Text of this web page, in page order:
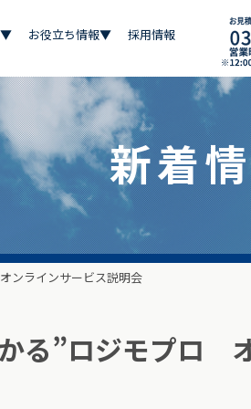
▼ お役立ち情報▼ 採用情報
新着
ンラインサービス説明会
る”ロジモプロ